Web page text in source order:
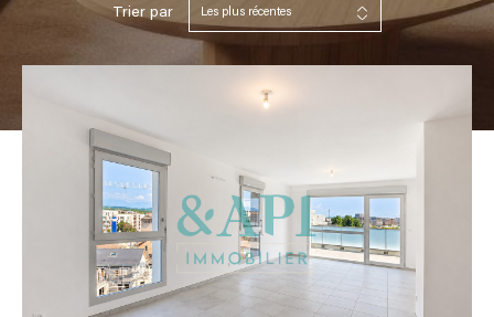
Trier par Les plus récentes